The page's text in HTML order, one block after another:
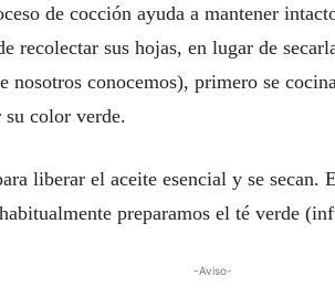
de cocción ayuda a mantener
recolectar sus hojas, en lugar de
nosotros conocemos), primero se
color verde.
liberar el aceite esencial y se secan.
preparamos el té verde
-Aviso-